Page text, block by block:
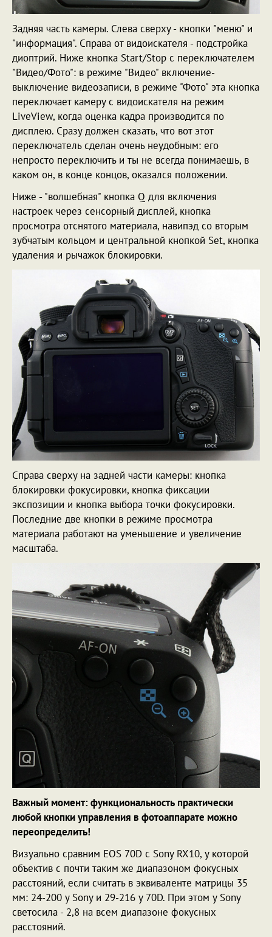
Задняя часть камеры. Слева сверху - кнопки "меню" и
"информация". Справа от видоискателя - подстройка
диоптрий. Ниже кнопка Start/Stop с переключателем
"Видео/Фото": в режиме "Видео" включение-
выключение видеозаписи, в режиме "Фото" эта кнопка
переключает камеру с видоискателя на режим
LiveView, когда оценка кадра производится по
дисплею. Сразу должен сказать, что вот этот
переключатель сделан очень неудобным: его
непросто переключить и ты не всегда понимаешь, в
каком он, в конце концов, оказался положении.
Ниже - "волшебная" кнопка Q для включения
настроек через сенсорный дисплей, кнопка
просмотра отснятого материала, навипэд со вторым
зубчатым кольцом и центральной кнопкой Set, кнопка
удаления и рычажок блокировки.
Справа сверху на задней части камеры: кнопка
блокировки фокусировки, кнопка фиксации
экспозиции и кнопка выбора точки фокусировки.
Последние две кнопки в режиме просмотра
материала работают на уменьшение и увеличение
масштаба.
Важный момент: функциональность практически
любой кнопки управления в фотоаппарате можно
переопределить!
Визуально сравним EOS 70D с Sony RX10, у которой
объектив с почти таким же диапазоном фокусных
расстояний, если считать в эквиваленте матрицы 35
мм: 24-200 у Sony и 29-216 у 70D. При этом у Sony
светосила - 2,8 на всем диапазоне фокусных
расстояний.